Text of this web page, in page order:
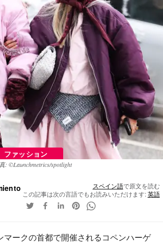
ファッション
: ©Launchmetrics/spotlight
スペイン語で原文を読む
この記事は次の言語でもお読みいただけます:英語
マークの首都で開催されるコペンハーゲ